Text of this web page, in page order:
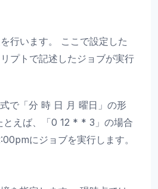
行います。 ここで設定した
プトで記述したジョブが実行
で「分 時 日 月 曜日」の形
とえば、「0 12 * * 3」の場合
にジョブを実行します。